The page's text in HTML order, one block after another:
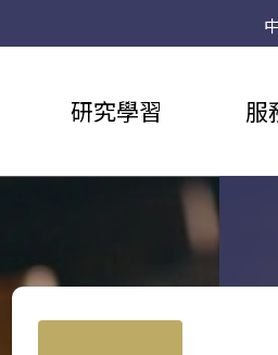
研究學習 服